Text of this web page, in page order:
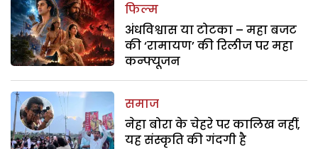
फिल्म
अंधविश्वास या टोटका – महा बजट
की ‘रामायण’ की रिलीज पर महा
कन्फ्यूजन
समाज
नेहा बोरा के चेहरे पर कालिख नहीं,
यह संस्कृति की गंदगी है